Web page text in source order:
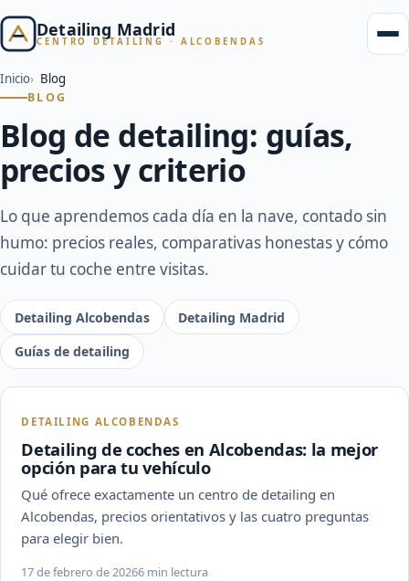
Detailing Madrid
CENTRO DETAILING · ALCOBENDAS
Inicio Blog
BLOG
Blog de detailing: guías,
precios y criterio
Lo que aprendemos cada día en la nave, contado sin
humo: precios reales, comparativas honestas y cómo
cuidar tu coche entre visitas.
Detailing Alcobendas
Detailing Madrid
Guías de detailing
DETAILING ALCOBENDAS
Detailing de coches en Alcobendas: la mejor
opción para tu vehículo
Qué ofrece exactamente un centro de detailing en
Alcobendas, precios orientativos y las cuatro preguntas
para elegir bien.
17 de febrero de 20266 min lectura